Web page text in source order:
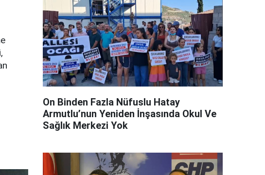
On Binden Fazla Nüfuslu Hatay
Armutlu’nun Yeniden İnşasında Okul Ve
Sağlık Merkezi Yok